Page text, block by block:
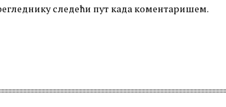
следећи пут када коментаришем.